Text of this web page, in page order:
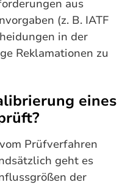
aus
(z. B. IATF
in der
Reklamationen zu
eines
Prüfverfahren
geht es
der